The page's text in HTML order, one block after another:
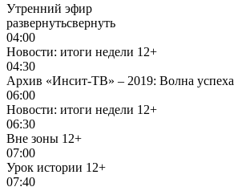
Утренний эфир
развернутьсвернуть
04:00
Новости: итоги недели 12+
04:30
Архив «Инсит-ТВ» – 2019: Волна успеха
06:00
Новости: итоги недели 12+
06:30
Вне зоны 12+
07:00
Урок истории 12+
07:40